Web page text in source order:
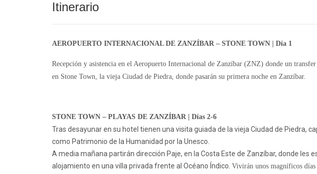
Itinerario
AEROPUERTO INTERNACIONAL DE ZANZÍBAR – STONE TOWN | Día 1
Recepción y asistencia en el Aeropuerto Internacional de Zanzíbar (ZNZ) donde un
en Stone Town, la vieja Ciudad de Piedra, donde pasarán su primera noche en Zanzíbar.
STONE TOWN – PLAYAS DE ZANZÍBAR | Días 2-6
Tras desayunar en su hotel tienen una visita guiada de la vieja Ciudad de Piedra,
como Patrimonio de la Humanidad por la Unesco.
A media mañana partirán dirección Paje, en la Costa Este de Zanzíbar, donde les
alojamiento en una villa privada frente al Océano Índico Vivirán unos magníficos días